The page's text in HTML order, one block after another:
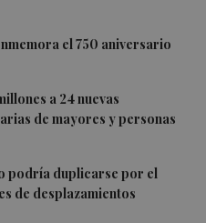
el 750 aniversario
a 24 nuevas
de mayores y personas
podría duplicarse por el
de desplazamientos